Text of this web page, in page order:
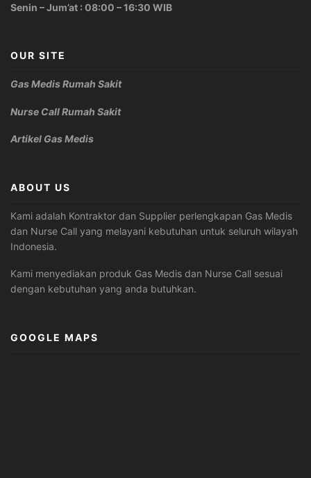
Senin – Jum’at : 08:00 – 16:30 WIB
OUR SITE
Gas Medis Rumah Sakit
Nurse Call Rumah Sakit
Artikel Gas Medis
ABOUT US
Kami adalah Kontraktor dan Supplier perlengkapan Gas Medis
dan Nurse Call yang melayani kebutuhan untuk seluruh wilayah
Indonesia.
Kami menyediakan produk Gas Medis dan Nurse Call sesuai
dengan kebutuhan yang anda butuhkan.
GOOGLE MAPS